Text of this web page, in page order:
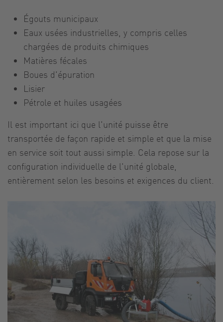
Égouts municipaux
Eaux usées industrielles, y compris celles
chargées de produits chimiques
Matières fécales
Boues d'épuration
Lisier
Pétrole et huiles usagées
Il est important ici que l'unité puisse être
transportée de façon rapide et simple et que la mise
en service soit tout aussi simple. Cela repose sur la
configuration individuelle de l'unité globale,
entièrement selon les besoins et exigences du client.